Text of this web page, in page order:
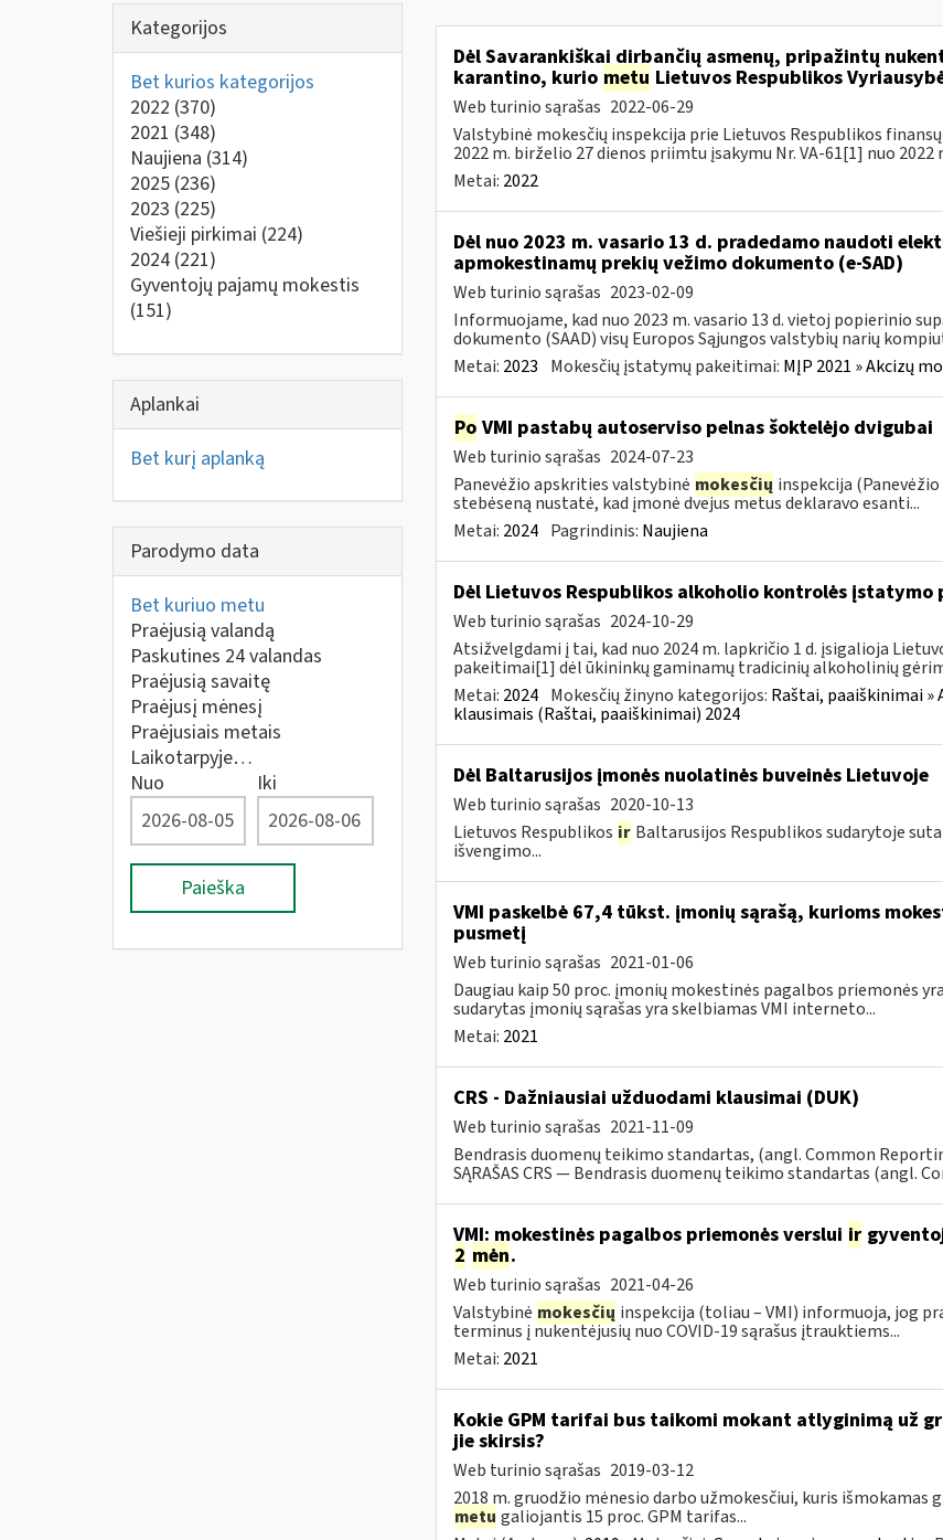
Kategorijos
Bet kurios kategorijos
2022 (370)
2021 (348)
Naujiena (314)
2025 (236)
2023 (225)
Viešieji pirkimai (224)
2024 (221)
Gyventojų pajamų mokestis
(151)
Aplankai
Bet kurį aplanką
Parodymo data
Bet kuriuo metu
Praėjusią valandą
Paskutines 24 valandas
Praėjusią savaitę
Praėjusį mėnesį
Praėjusiais metais
Laikotarpyje…
Nuo
Iki
Paieška
Dėl Savarankiškai dirbančių asmenų, pripažintų
karantino, kurio metu Lietuvos Respublikos
Web turinio sąrašas 2022-06-29
Valstybinė mokesčių inspekcija prie Lietuvos Respublikos
2022 m. birželio 27 dienos priimtu įsakymu Nr. VA-61[1] nuo 2022
Metai: 2022
Dėl nuo 2023 m. vasario 13 d. pradedamo naudoti
apmokestinamų prekių vežimo dokumento (e-SAD)
Web turinio sąrašas 2023-02-09
Informuojame, kad nuo 2023 m. vasario 13 d. vietoj popierinio
dokumento (SAAD) visų Europos Sąjungos valstybių narių
Metai: 2023 Mokesčių įstatymų pakeitimai: MĮP 2021 » Akcizų
Po VMI pastabų autoserviso pelnas šoktelėjo dvigubai
Web turinio sąrašas 2024-07-23
Panevėžio apskrities valstybinė mokesčių inspekcija
stebėseną nustatė, kad įmonė dvejus metus deklaravo esanti...
Metai: 2024 Pagrindinis: Naujiena
Dėl Lietuvos Respublikos alkoholio kontrolės
Web turinio sąrašas 2024-10-29
Atsižvelgdami į tai, kad nuo 2024 m. lapkričio 1 d. įsigalioja
pakeitimai[1] dėl ūkininkų gaminamų tradicinių alkoholinių
Metai: 2024 Mokesčių žinyno kategorijos: Raštai, paaiškinimai »
klausimais (Raštai, paaiškinimai) 2024
Dėl Baltarusijos įmonės nuolatinės buveinės Lietuvoje
Web turinio sąrašas 2020-10-13
Lietuvos Respublikos ir Baltarusijos Respublikos sudarytoje
išvengimo...
VMI paskelbė 67,4 tūkst. įmonių sąrašą, kurioms
pusmetį
Web turinio sąrašas 2021-01-06
Daugiau kaip 50 proc. įmonių mokestinės pagalbos priemonės
sudarytas įmonių sąrašas yra skelbiamas VMI interneto...
Metai: 2021
CRS - Dažniausiai užduodami klausimai (DUK)
Web turinio sąrašas 2021-11-09
Bendrasis duomenų teikimo standartas, (angl. Common
SĄRAŠAS CRS — Bendrasis duomenų teikimo standartas (angl.
VMI: mokestinės pagalbos priemonės verslui ir
2 mėn.
Web turinio sąrašas 2021-04-26
Valstybinė mokesčių inspekcija (toliau – VMI) informuoja, jog
terminus į nukentėjusių nuo COVID-19 sąrašus įtrauktiems...
Metai: 2021
Kokie GPM tarifai bus taikomi mokant atlyginimą už
jie skirsis?
Web turinio sąrašas 2019-03-12
2018 m. gruodžio mėnesio darbo užmokesčiui, kuris išmokamas
metu galiojantis 15 proc. GPM tarifas...